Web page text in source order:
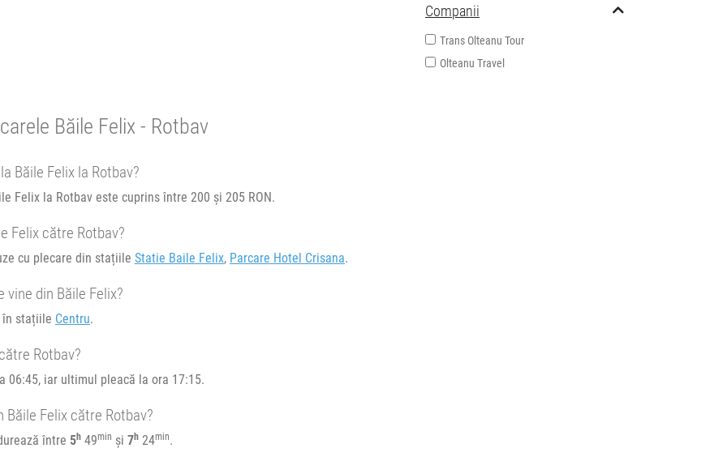
Companii
Trans Olteanu Tour
Olteanu Travel
circulație:
M J V S D
Băile Felix - Rotbav
Băile Felix la Rotbav?
Felix la Rotbav este cuprins între 200 și 205 RON.
Felix către Rotbav?
cu plecare din stațiile Statie Baile Felix, Parcare Hotel Crisana.
vine din Băile Felix?
în stațiile Centru.
Rotbav?
06:45, iar ultimul pleacă la ora 17:15.
Felix către Rotbav?
între 5h 49min și 7h 24min.